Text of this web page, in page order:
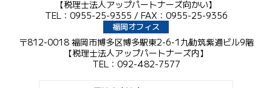
【税理士法人アップパートナーズ向かい】
TEL：0955-25-9355 / FAX：0955-25-9356
福岡オフィス
〒812-0018 福岡市博多区博多駅東2-6-1九勧筑紫通ビル9階
【税理士法人アップパートナーズ内】
TEL：092-482-7577